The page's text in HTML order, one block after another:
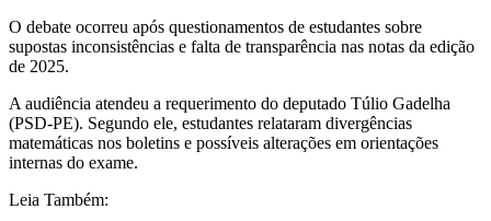
O debate ocorreu após questionamentos de estudantes sobre
supostas inconsistências e falta de transparência nas notas da edição
de 2025.
A audiência atendeu a requerimento do deputado Túlio Gadelha
(PSD-PE). Segundo ele, estudantes relataram divergências
matemáticas nos boletins e possíveis alterações em orientações
internas do exame.
Leia Também: